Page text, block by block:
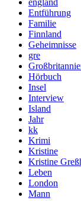
england
Entführung
Familie
Finnland
Geheimnisse
gre
Hörbuch
Insel
Interview
Island
Jahr
kk
Krimi
Kristine
Kristine
Leben
London
Mann